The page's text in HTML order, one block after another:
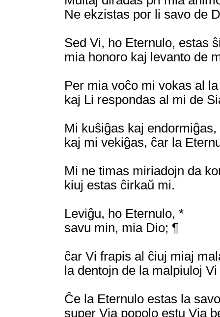
Ne ekzistas por li savo de
Sed Vi, ho Eternulo, estas
mia honoro kaj levanto de
Per mia voĉo mi vokas al
kaj Li respondas al mi de
Mi kuŝiĝas kaj endormiĝas,
kaj mi vekiĝas, ĉar la
Mi ne timas miriadojn da
kiuj estas ĉirkaŭ mi.
Leviĝu, ho Eternulo, *
savu min, mia Dio; ¶
ĉar Vi frapis al ĉiuj miaj
la dentojn de la malpiuloj
Ĉe la Eternulo estas la
super Via popolo estu Via